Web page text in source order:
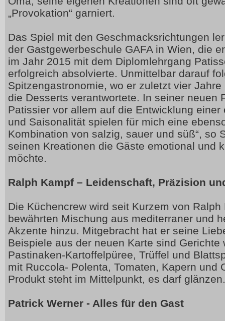
„Provokation“ garniert.
Das Spiel mit den Geschmacksrichtungen
der Gastgewerbeschule GAFA in Wien, die
im Jahr 2015 mit dem Diplomlehrgang
erfolgreich absolvierte. Unmittelbar darauf
Spitzengastronomie, wo er zuletzt vier
die Desserts verantwortete. In seiner neuen
Patissier vor allem auf die Entwicklung einer
und Saisonalität spielen für mich eine
Kombination von salzig, sauer und süß“, so
seinen Kreationen die Gäste emotional und
möchte.
Ralph Kampf – Leidenschaft, Präzision
Die Küchencrew wird seit Kurzem von
bewährten Mischung aus mediterraner und
Akzente hinzu. Mitgebracht hat er seine
Beispiele aus der neuen Karte sind Gerichte
Pastinaken-Kartoffelpüree, Trüffel und
mit Ruccola- Polenta, Tomaten, Kapern und
Produkt steht im Mittelpunkt, es darf
Patrick Werner - Alles für den Gast